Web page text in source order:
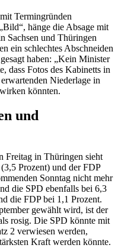
Termingründen
hänge die Absage mit
Sachsen und Thüringen
ein schlechtes Abschneiden
haben: „Kein Minister
dass Fotos des Kabinetts in
Niederlage in
könnten.
und
Freitag in Thüringen sieht
Prozent) und der FDP
Sonntag nicht mehr
die SPD ebenfalls bei 6,3
die FDP bei 1,1 Prozent.
gewählt wird, ist der
rosig. Die SPD könnte mit
2 verwiesen werden,
Kraft werden könnte.